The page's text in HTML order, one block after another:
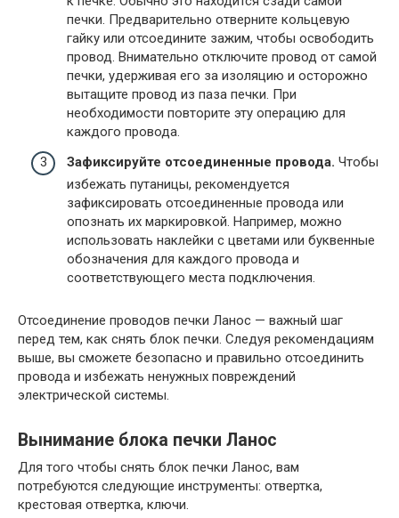
печки. Предварительно отверните кольцевую
гайку или отсоедините зажим, чтобы освободить
провод. Внимательно отключите провод от самой
печки, удерживая его за изоляцию и осторожно
вытащите провод из паза печки. При
необходимости повторите эту операцию для
каждого провода.
Зафиксируйте отсоединенные провода. Чтобы
избежать путаницы, рекомендуется
зафиксировать отсоединенные провода или
опознать их маркировкой. Например, можно
использовать наклейки с цветами или буквенные
обозначения для каждого провода и
соответствующего места подключения.
Отсоединение проводов печки Ланос — важный шаг
перед тем, как снять блок печки. Следуя рекомендациям
выше, вы сможете безопасно и правильно отсоединить
провода и избежать ненужных повреждений
электрической системы.
Вынимание блока печки Ланос
Для того чтобы снять блок печки Ланос, вам
потребуются следующие инструменты: отвертка,
крестовая отвертка, ключи.